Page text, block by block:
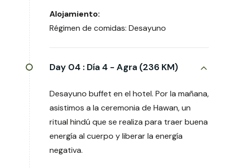
Alojamiento:
Régimen de comidas: Desayuno
Day 04 : Día 4 - Agra (236 KM)
Desayuno buffet en el hotel. Por la mañana,
asistimos a la ceremonia de Hawan, un
ritual hindú que se realiza para traer buena
energía al cuerpo y liberar la energía
negativa.